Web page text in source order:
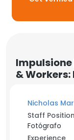
& Workers:
Nicholas
Staff Position
Fotógrafo
Experience